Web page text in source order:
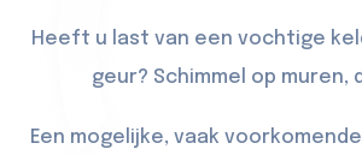
Heeft u last van een vochtige
geur? Schimmel op muren,
Een mogelijke, vaak